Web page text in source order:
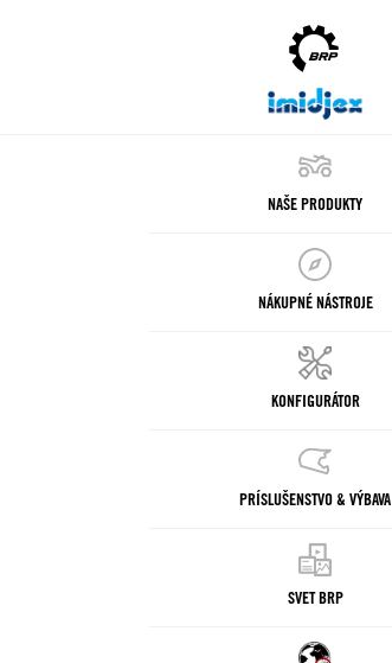
NAŠE PRODUKTY
NÁKUPNÉ NÁSTROJE
KONFIGURÁTOR
PRÍSLUŠENSTVO & VÝBAVA
SVET BRP